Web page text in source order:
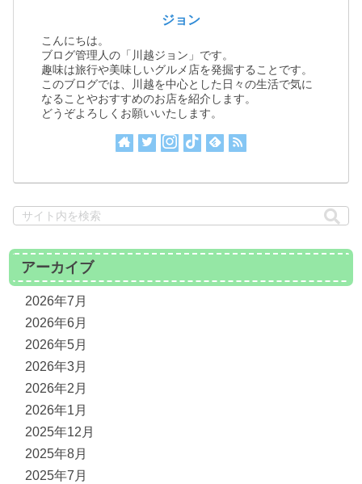
ジョン
こんにちは。
ブログ管理人の「川越ジョン」です。
趣味は旅行や美味しいグルメ店を発掘することです。
このブログでは、川越を中心とした日々の生活で気に
なることやおすすめのお店を紹介します。
どうぞよろしくお願いいたします。
アーカイブ
2026年7月
2026年6月
2026年5月
2026年3月
2026年2月
2026年1月
2025年12月
2025年8月
2025年7月